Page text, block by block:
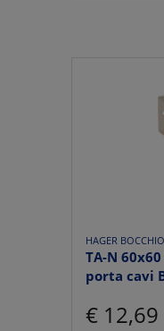
HAGER
TA-N
porta cavi
€ 12,69